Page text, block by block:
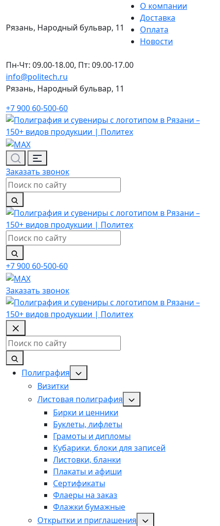
содержимому
Рязань, Народный бульвар, 11
О компании
Доставка
Оплата
Новости
Пн-Чт: 09.00-18.00, Пт: 09.00-17.00
info@politech.ru
Рязань, Народный бульвар, 11
+7 900 60-500-60
Меню
Заказать звонок
Поиск
по
сайту
Поиск
по
сайту
+7 900 60-500-60
Заказать звонок
Поиск
по
сайту
Полиграфия
Визитки
Листовая полиграфия
Бирки и ценники
Буклеты, лифлеты
Грамоты и дипломы
Кубарики, блоки для записей
Листовки, бланки
Плакаты и афиши
Сертификаты
Флаеры на заказ
Флажки бумажные
Открытки и приглашения